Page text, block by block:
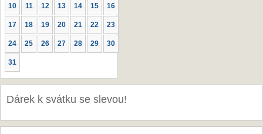
10 11 12 13 14 15 16
17 18 19 20 21 22 23
24 25 26 27 28 29 30
31
Dárek k svátku se slevou!